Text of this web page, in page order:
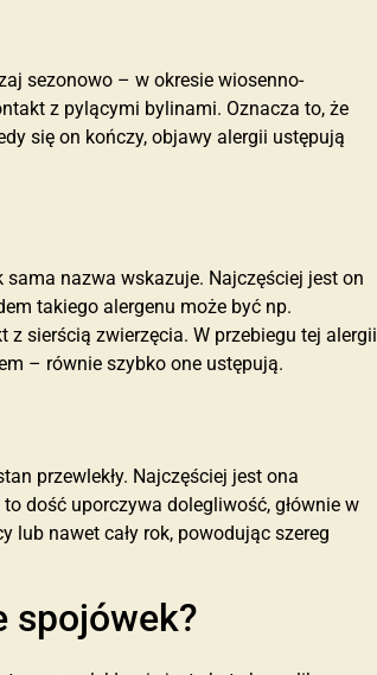
sezonowo – w okresie wiosenno-
z pylącymi bylinami. Oznacza to, że
się on kończy, objawy alergii ustępują
nazwa wskazuje. Najczęściej jest on
takiego alergenu może być np.
z sierścią zwierzęcia. W przebiegu tej alergii
– równie szybko one ustępują.
przewlekły. Najczęściej jest ona
dość uporczywa dolegliwość, głównie w
lub nawet cały rok, powodując szereg
spojówek?